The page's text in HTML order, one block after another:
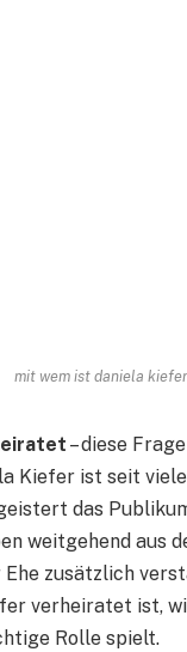
mit wem ist daniela
– diese
Kiefer ist seit
das
weitgehend aus
zusätzlich
verheiratet ist,
Rolle spielt.